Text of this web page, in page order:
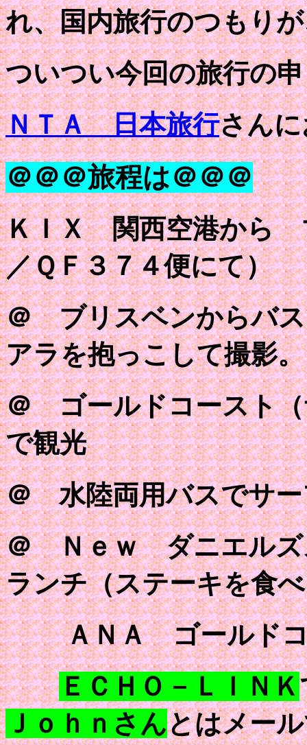
れ、国内旅行のつもり
ついつい今回の旅行の
ＮＴＡ 日本旅行さん
＠＠＠旅程は＠＠＠
ＫＩＸ 関西空港から
／ＱＦ３７４便にて）
＠ ブリスベンからバ
アラを抱っこして撮影。
＠ ゴールドコースト
で観光
＠ 水陸両用バスでサー
＠ Ｎｅｗ ダニエルズ
ランチ（ステーキを食
ＡＮＡ ゴールドコ
ＥＣＨＯ－ＬＩＮＫ
Ｊｏｈｎさんとはメー